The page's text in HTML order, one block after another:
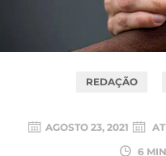
REDAÇÃO
AGOSTO 23, 2021
6